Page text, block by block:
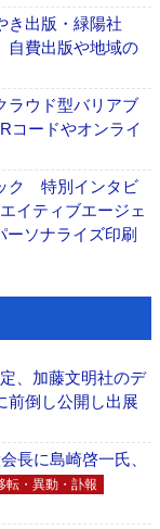
き出版・緑陽社
費出版や地域の
ラウド型バリアブ
コードやオンライ
ク 特別インタビ
イティブエージェ
ーソナライズ印刷
、加藤文明社のデ
倒し公開し出展
長に島崎啓一氏、
転・異動・訃報